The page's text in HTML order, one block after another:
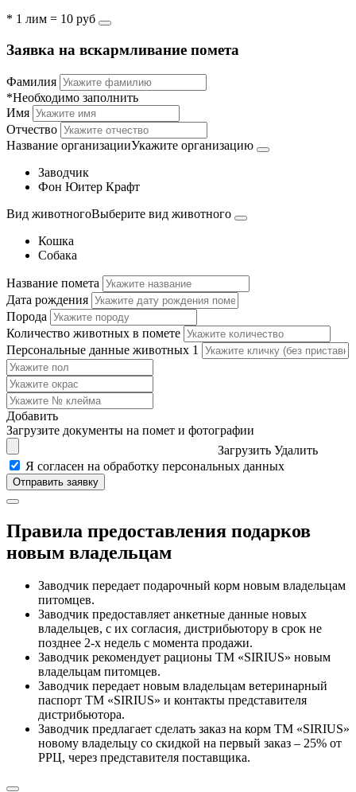
* 1 лим = 10 руб
Заявка на вскармливание помета
Фамилия
*Необходимо заполнить
Имя
Отчество
Название организацииУкажите организацию
Заводчик
Фон Юитер Крафт
Вид животногоВыберите вид животного
Кошка
Собака
Название помета
Дата рождения
Порода
Количество животных в помете
Персональные данные животных 1
Добавить
Загрузите документы на помет и фотографии
Загрузить Удалить
Я согласен на обработку персональных данных
Правила предоставления подарков
новым владельцам
Заводчик передает подарочный корм новым владельцам
питомцев.
Заводчик предоставляет анкетные данные новых
владельцев, с их согласия, дистрибьютору в срок не
позднее 2-х недель с момента продажи.
Заводчик рекомендует рационы ТМ «SIRIUS» новым
владельцам питомцев.
Заводчик передает новым владельцам ветеринарный
паспорт ТМ «SIRIUS» и контакты представителя
дистрибьютора.
Заводчик предлагает сделать заказ на корм ТМ «SIRIUS»
новому владельцу со скидкой на первый заказ – 25% от
РРЦ, через представителя поставщика.